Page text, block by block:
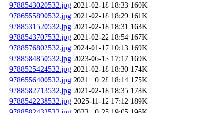
9788543020532.jpg 2021-02-18 18:33 160K
9786555890532.jpg 2021-02-18 18:29 161K
9788531520532.jpg 2021-02-18 18:31 163K
9788543707532.jpg 2021-02-22 18:54 167K
9788576802532.jpg 2024-01-17 10:13 169K
9788584850532.jpg 2023-06-13 17:17 169K
9788525424532.jpg 2021-02-18 18:30 174K
9786556400532.jpg 2021-10-28 18:14 175K
9788582713532.jpg 2021-02-18 18:35 178K
9788542238532.jpg 2025-11-12 17:12 189K